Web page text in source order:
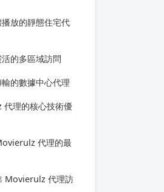
放的靜態住宅代
的多區域訪問
的數據中心代理
理的核心技術優
代理的最
Movierulz 代理訪